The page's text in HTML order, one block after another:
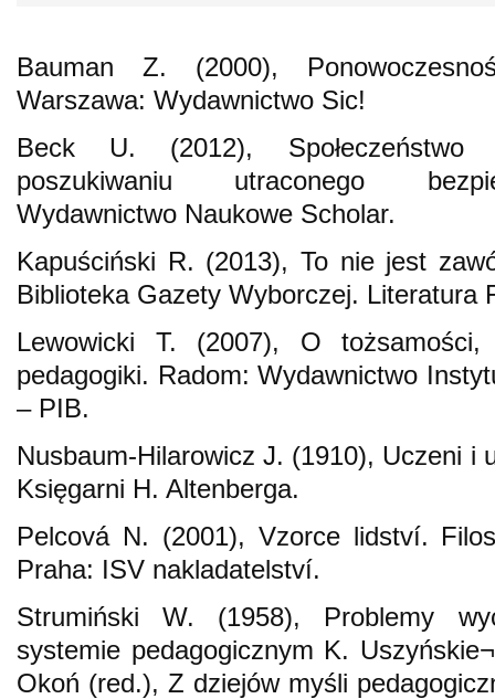
Bauman Z. (2000),
Warszawa: Wydawnictwo Sic!
Beck U. (2012),
poszukiwaniu utraconego
Wydawnictwo Naukowe Scholar.
Kapuściński R. (2013), To nie jest
Biblioteka Gazety Wyborczej. Literatura
Lewowicki T. (2007), O
pedagogiki. Radom: Wydawnictwo
– PIB.
Nusbaum-Hilarowicz J. (1910), Uczeni i
Księgarni H. Altenberga.
Pelcová N. (2001), Vzorce lidství.
Praha: ISV nakladatelství.
Strumiński W. (1958), Problemy
systemie pedagogicznym K.
Okoń (red.), Z dziejów myśli